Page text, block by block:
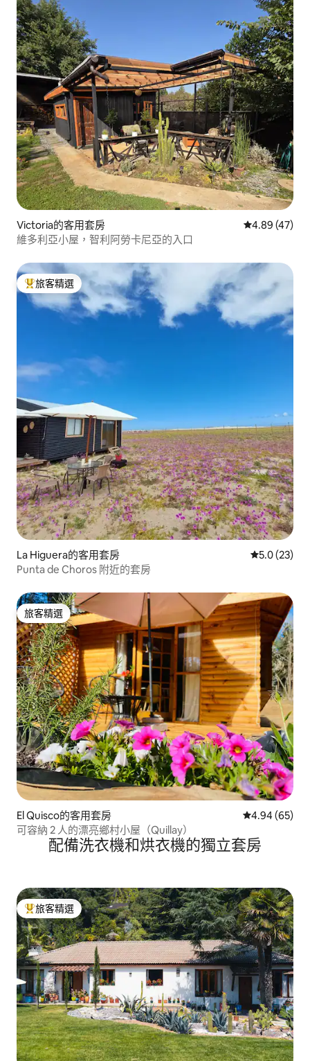
Victoria的客用套房 從 47 則評價
4.89 (47)
維多利亞小屋，智利阿勞卡尼亞的入口
旅客精選榜首
旅客精選
La Higuera的客用套房 從 23 則評
5.0 (23)
Punta de Choros 附近的套房
旅客精選
旅客精選
El Quisco的客用套房 從 65 則評價
4.94 (65)
可容納 2 人的漂亮鄉村小屋（Quillay）
配備洗衣機和烘衣機的獨立套房
旅客精選榜首
旅客精選